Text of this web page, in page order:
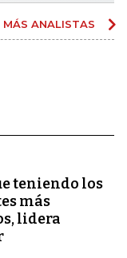
MÁS ANALISTAS
teniendo los
más
lidera